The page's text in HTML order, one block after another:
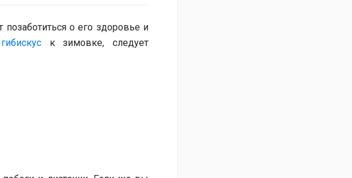
о его здоровье и
гибискус к зимовке, следует